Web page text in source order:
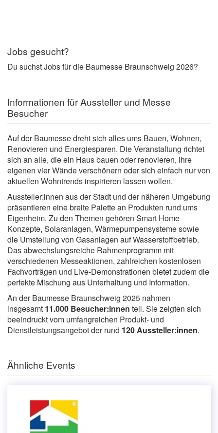
Jobs gesucht?
Du suchst Jobs für die Baumesse Braunschweig 2026?
Informationen für Aussteller und Messe
Besucher
Auf der Baumesse dreht sich alles ums Bauen, Wohnen,
Renovieren und Energiesparen. Die Veranstaltung richtet
sich an alle, die ein Haus bauen oder renovieren, ihre
eigenen vier Wände verschönern oder sich einfach nur von
aktuellen Wohntrends inspirieren lassen wollen.
Aussteller:innen aus der Stadt und der näheren Umgebung
präsentieren eine breite Palette an Produkten rund ums
Eigenheim. Zu den Themen gehören Smart Home
Konzepte, Solaranlagen, Wärmepumpensysteme sowie
die Umstellung von Gasanlagen auf Wasserstoffbetrieb.
Das abwechslungsreiche Rahmenprogramm mit
verschiedenen Messeaktionen, zahlreichen kostenlosen
Fachvorträgen und Live-Demonstrationen bietet zudem die
perfekte Mischung aus Unterhaltung und Information.
An der Baumesse Braunschweig 2025 nahmen
insgesamt 11.000 Besucher:innen teil. Sie zeigten sich
beeindruckt vom umfangreichen Produkt- und
Dienstleistungsangebot der rund 120 Aussteller:innen.
Ähnliche Events